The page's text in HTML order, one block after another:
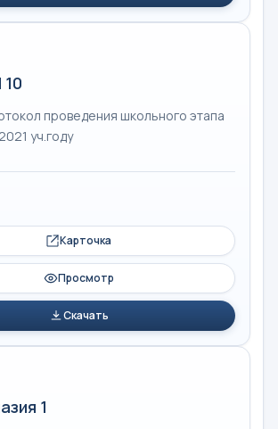
проведения школьного этапа
уч.году
Карточка
Просмотр
Скачать
1